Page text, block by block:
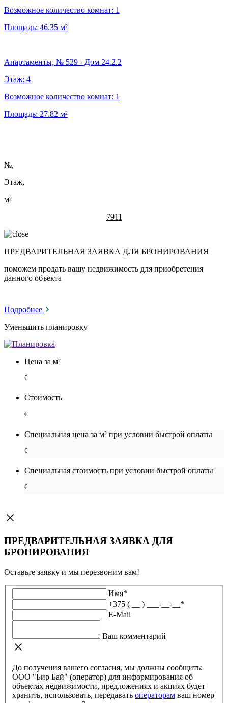
Возможное количество комнат: 1
Площадь: 46.35 м²
Апартаменты, № 529 - Дом 24.2.2
Этаж: 4
Возможное количество комнат: 1
Площадь: 27.82 м²
№,
Этаж,
м²
7911
ПРЕДВАРИТЕЛЬНАЯ ЗАЯВКА ДЛЯ БРОНИРОВАНИЯ
поможем продать вашу недвижимость для приобретения
данного объекта
Подробнее
Уменьшить планировку
Цена за м²
€
Стоимость
€
Специальная цена за м² при условии быстрой оплаты
€
Специальная cтоимость при условии быстрой оплаты
€
ПРЕДВАРИТЕЛЬНАЯ ЗАЯВКА ДЛЯ
БРОНИРОВАНИЯ
Оставьте заявку и мы перезвоним вам!
Имя*
+375 ( __ ) ___-__-__ *
E-Mail
Ваш комментарий
До получения вашего согласия, мы должны сообщить:
ООО "Бир Бай" (оператор) для информирования об
объектах недвижимости, предложениях и акциях будет
хранить, использовать, передавать операторам